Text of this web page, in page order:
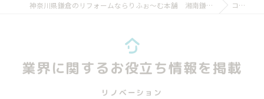
神奈川県鎌倉のリフォームならりふぉ～む本舗 湘南鎌倉店 コラム
業界に関するお役立ち情報を掲載
リノベーション